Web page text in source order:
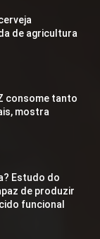
de agricultura
consome tanto
mostra
Estudo do
de produzir
funcional